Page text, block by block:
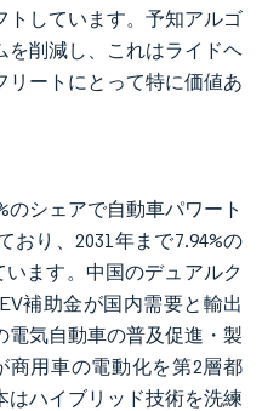
トしています。予知アルゴ
を削減し、これはライドヘ
リートにとって特に価値あ
のシェアで自動車パワート
おり、2031年まで7.94%の
ます。中国のデュアルク
補助金が国内需要と輸出
気自動車の普及促進・製
商用車の電動化を第2層都
ハイブリッド技術を洗練